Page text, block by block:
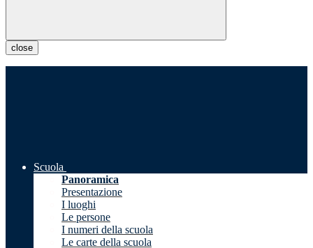
close
Scuola
Panoramica
Presentazione
I luoghi
Le persone
I numeri della scuola
Le carte della scuola